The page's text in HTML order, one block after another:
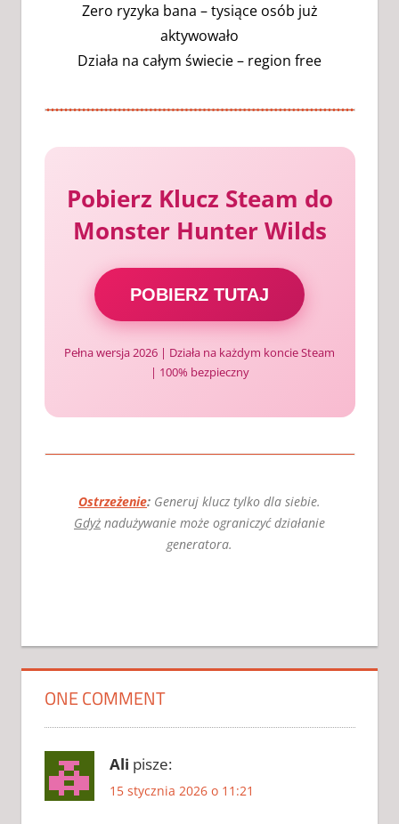
Zero ryzyka bana – tysiące osób już
aktywowało
Działa na całym świecie – region free
Pobierz Klucz Steam do
Monster Hunter Wilds
POBIERZ TUTAJ
Pełna wersja 2026 | Działa na każdym koncie Steam
| 100% bezpieczny
Ostrzeżenie: Generuj klucz tylko dla siebie.
Gdyż nadużywanie może ograniczyć działanie
generatora.
DO
MONSTER
HUNTER
WILDS 2026
DO
MONSTER
HUNTER
ONE COMMENT
Ali pisze:
15 stycznia 2026 o 11:21